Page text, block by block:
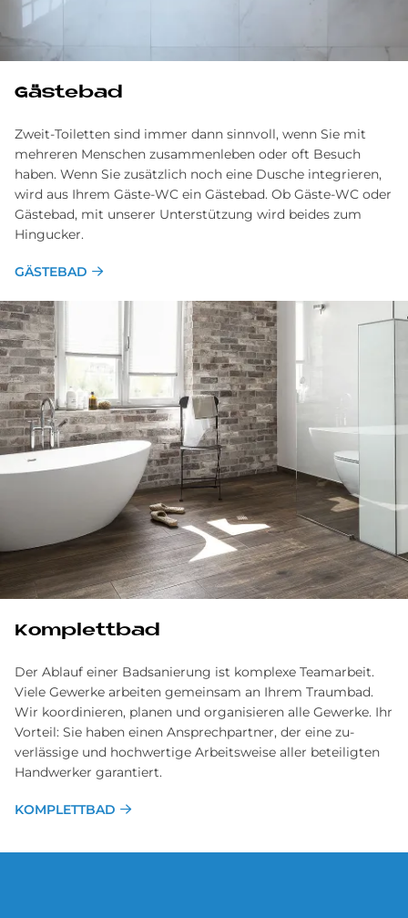
Gästebad
Zweit-Toiletten sind immer dann sinnvoll, wenn Sie mit
mehreren Menschen zusammenleben oder oft Besuch
haben. Wenn Sie zusätzlich noch eine Dusche integrieren,
wird aus Ihrem Gäste-WC ein Gästebad. Ob Gäste-WC oder
Gästebad, mit unserer Unterstützung wird beides zum
Hingucker.
GÄSTEBAD
Komplettbad
Der Ablauf einer Badsanierung ist komplexe Team­arbeit.
Viele Gewerke arbeiten gemein­sam an Ihrem Traum­bad.
Wir ko­ordinieren, planen und organisieren alle Ge­werke. Ihr
Vor­teil: Sie haben einen Ansprech­partner, der eine zu­
verlässige und hoch­wertige Arbeits­weise aller be­teiligten
Hand­werker garantiert.
KOMPLETTBAD